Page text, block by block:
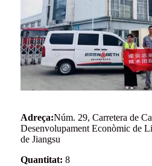
Adreça:Núm. 29, Carretera de
Desenvolupament Econòmic de
de Jiangsu
Quantitat: 8